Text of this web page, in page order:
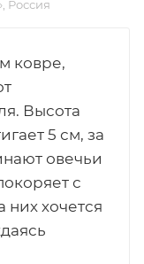
Россия
ковре,
Высота
5 см, за
овечьи
с
них хочется